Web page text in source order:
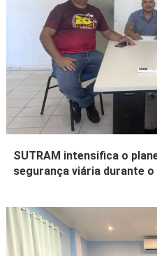
SUTRAM intensifica o
segurança viária durante o